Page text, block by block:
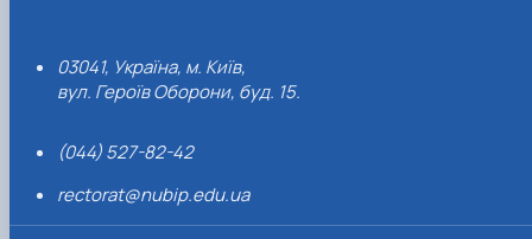
03041, Україна, м. Київ,
вул. Героїв Оборони, буд. 15.
(044) 527-82-42
rectorat@nubip.edu.ua